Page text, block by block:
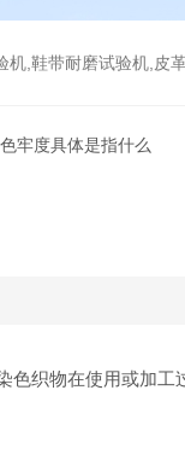
验机,皮革伸缩试验机,马丁代尔
牢度具体是指什么
色织物在使用或加